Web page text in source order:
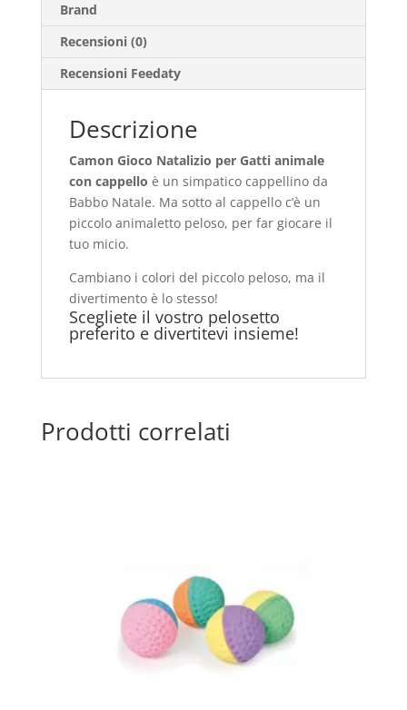
Brand
Recensioni (0)
Recensioni Feedaty
Descrizione
Camon Gioco Natalizio per Gatti animale
con cappello è un simpatico cappellino da
Babbo Natale. Ma sotto al cappello c’è un
piccolo animaletto peloso, per far giocare il
tuo micio.
Cambiano i colori del piccolo peloso, ma il
divertimento è lo stesso!
Scegliete il vostro pelosetto
preferito e divertitevi insieme!
Prodotti correlati